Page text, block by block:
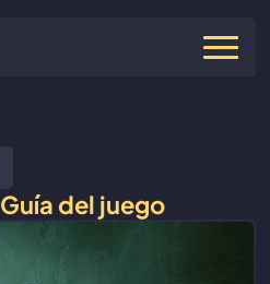
Guía del juego